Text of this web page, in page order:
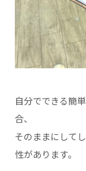
自分でできる簡
合、
そのままにして
性があります。